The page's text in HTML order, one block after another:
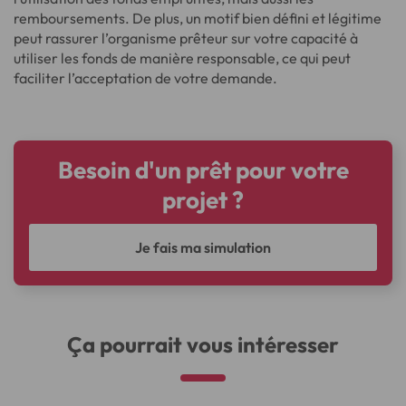
remboursements. De plus, un motif bien défini et légitime
peut rassurer l’organisme prêteur sur votre capacité à
utiliser les fonds de manière responsable, ce qui peut
faciliter l’acceptation de votre demande.
Besoin d'un prêt pour votre
projet ?
Je fais ma simulation
Ça pourrait vous intéresser